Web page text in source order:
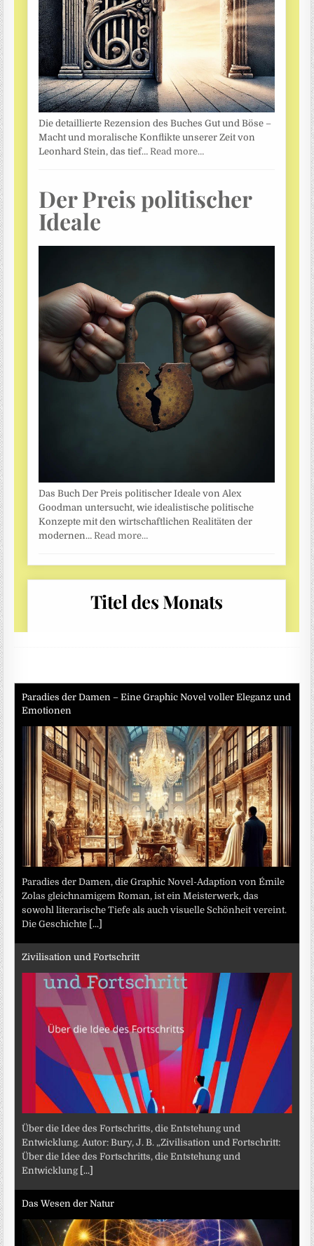
Paradies der Damen – Eine Graphic Novel voller Eleganz und
Emotionen
Paradies der Damen, die Graphic Novel-Adaption von Émile
Zolas gleichnamigem Roman, ist ein Meisterwerk, das
sowohl literarische Tiefe als auch visuelle Schönheit vereint.
Die Geschichte [...]
Zivilisation und Fortschritt
Über die Idee des Fortschritts, die Entstehung und
Entwicklung. Autor: Bury, J. B. „Zivilisation und Fortschritt:
Über die Idee des Fortschritts, die Entstehung und
Entwicklung [...]
Das Wesen der Natur